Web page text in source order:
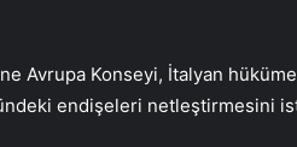
Avrupa Konseyi, İtalyan
endişeleri netleştirmesini